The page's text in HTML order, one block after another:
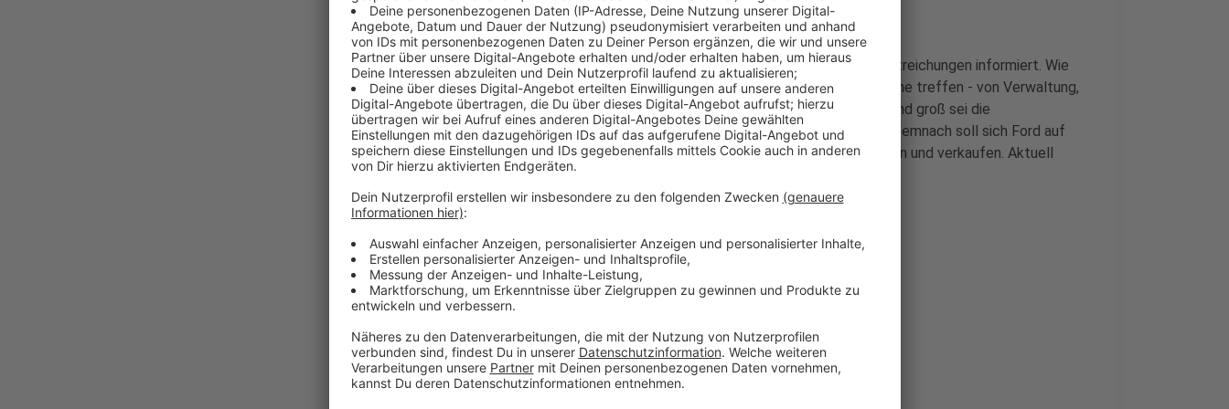
Der Betriebsrat hat die Belegschaft über die drohenden Stellenstreichungen informiert. Wie
die konkret aussehen, ist noch unklar. Sie dürften aber alle Bereiche treffen - von Verwaltung,
Marketing, Entwicklung und Vertrieb bis zum Service. Entsprechend groß sei die
Verunsicherung bei der Belegschaft, sagt Betriebsrat Gruschka. Demnach soll sich Ford auf
sein Kerngeschäft konzentrieren. Das sei: Autos entwickeln, bauen und verkaufen. Aktuell
arbeiten rund 13.000 Menschen bei Ford in Köln.
Anzeige
Weitere Meldungen aus Leverkusen
Anzeige